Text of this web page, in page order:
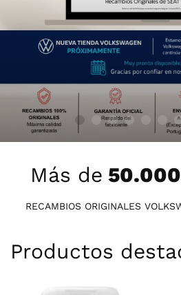
Más de
RECAMBIOS ORIGINALES
Productos